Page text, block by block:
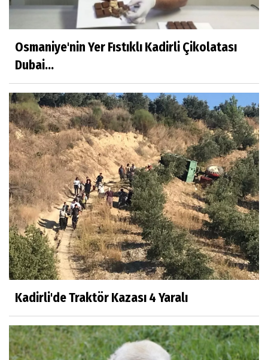
Osmaniye'nin Yer Fıstıklı Kadirli Çikolatası
Dubai...
Kadirli'de Traktör Kazası 4 Yaralı